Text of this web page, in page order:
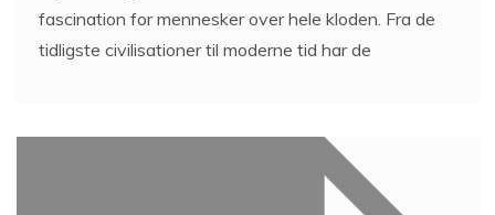
fascination for mennesker over hele kloden. Fra de
tidligste civilisationer til moderne tid har de